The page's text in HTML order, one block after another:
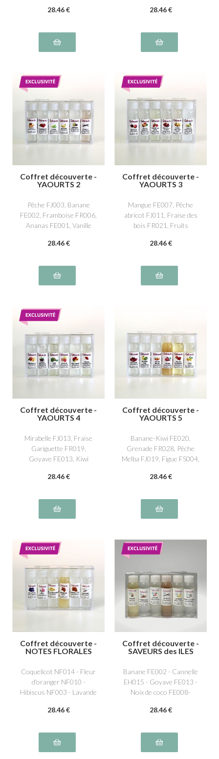
PL012 - Crème Chantilly
28.46 €
Pêche de vigne FJ016
28.46 €
Coffret découverte -
YAOURTS 2
Pêche FJ003, Banane
FE002, Framboise FR006,
Ananas FE001, Vanille
28.46 €
Coffret découverte -
YAOURTS 3
Mangue FE007, Pêche
abricot FJ011, Fraise des
bois FR021, Fruits
de la forêt FR014, Poire
28.46 €
Coffret découverte -
YAOURTS 4
Mirabelle FJ013, Fraise
Gariguette FR019,
Goyave FE013, Kiwi
Cerise Amarena FR022
28.46 €
Coffret découverte -
YAOURTS 5
Banane-Kiwi FE020,
Grenade FR028, Pêche
Melba FJ019, Figue FS004,
Rhubarbe FR032
28.46 €
Coffret découverte -
NOTES FLORALES
Coquelicot NF014 - Fleur
d'oranger NF010 -
Hibiscus NF003 - Lavande
Violette NF009
28.46 €
Coffret découverte -
SAVEURS des ILES
Banane FE002 - Cannelle
EH015 - Goyave FE013 -
Noix de coco FE008-
NS011
28.46 €